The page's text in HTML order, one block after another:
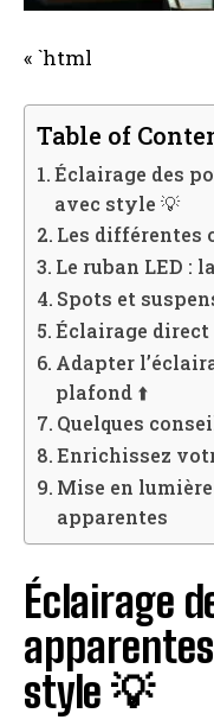
« `html
Table of
Éclairage des
avec style 💡
Les différentes
Le ruban LED :
Spots et
Éclairage direct
Adapter
plafond ⬆️
Quelques
Enrichissez
Mise en
apparentes
Éclairage
style 💡